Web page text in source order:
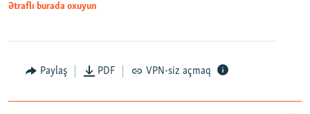
Ətraflı burada oxuyun
Paylaş PDF VPN-siz açmaq